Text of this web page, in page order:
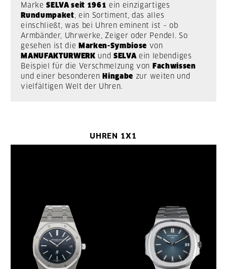
MarkeSELVA seit 1961 ein einzigartiges
Rundumpaket , ein Sortiment, das alles
einschließt, was bei Uhren eminent ist – ob
Armbänder, Uhrwerke, Zeiger oder Pendel. So
gesehen ist die Marken-Symbiose von
MANUFAKTURWERK undSELVA ein lebendiges
Beispiel für die Verschmelzung von
Fachwissen
und einer besonderen Hingabe zur weiten und
vielfältigen Welt der Uhren.
UHREN 1X1